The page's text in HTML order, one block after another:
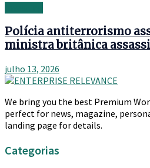
Polícia antiterrorismo
ministra britânica
julho 13, 2026
We bring you the best Premium
perfect for news, magazine,
landing page for details.
Categorias